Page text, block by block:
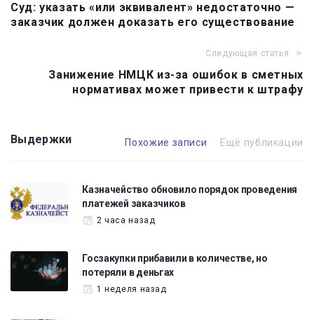
по
Суд: указать «или эквивалент» недостаточно —
заказчик должен доказать его существование
Следующая статья
Занижение НМЦК из-за ошибок в сметных
нормативах может привести к штрафу
Выдержки Похожие записи Ещё публикации
Казначейство обновило порядок проведения
платежей заказчиков
2 часа назад
Госзакупки прибавили в количестве, но
потеряли в деньгах
1 неделя назад